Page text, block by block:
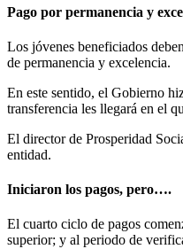
Pago por permanencia y
Los jóvenes beneficiados
de permanencia y excelencia.
En este sentido, el Gobierno
transferencia les llegará en el
El director de Prosperidad
entidad.
Iniciaron los pagos, pero….
El cuarto ciclo de pagos
superior; y al periodo de